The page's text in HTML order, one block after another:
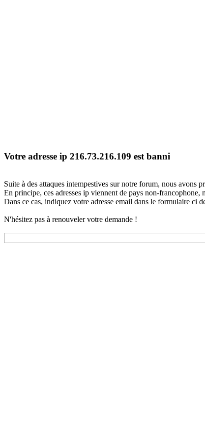
Votre adresse ip 216.73.216.109 est banni
Suite à des attaques intempestives sur notre forum, nous avons
En principe, ces adresses ip viennent de pays non-
Dans ce cas, indiquez votre adresse email dans le formulaire ci
N'hésitez pas à renouveler votre demande !